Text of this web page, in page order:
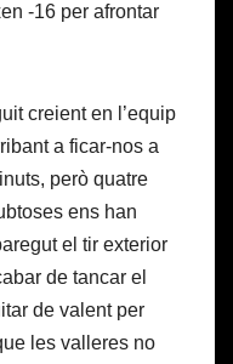
-16 per afrontar
creient en l’equip
a ficar-nos a
però quatre
ens han
el tir exterior
de tancar el
de valent per
les valleres no